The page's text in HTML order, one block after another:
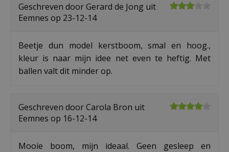
Geschreven doorGerard de Jong uit
Eemnes op 23-12-14
Beetje dun model kerstboom, smal en hoog.,
kleur is naar mijn idee net even te heftig. Met
ballen valt dit minder op.
Geschreven doorCarola Bron uit
Eemnes op 16-12-14
Mooie boom, mijn ideaal. Geen gesleep en